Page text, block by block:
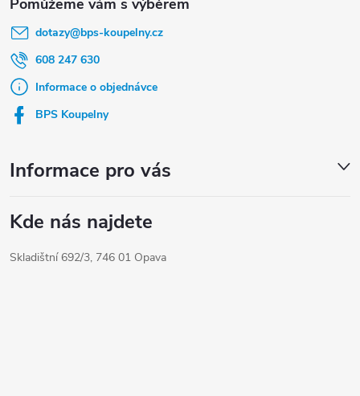
dotazy@bps-koupelny.cz
608 247 630
Informace o objednávce
BPS Koupelny
Informace pro vás
Kde nás najdete
Skladištní 692/3, 746 01 Opava